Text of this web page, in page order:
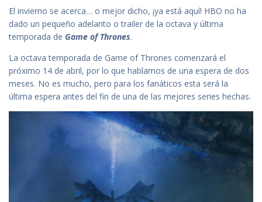
El invierno se acerca… o mejor dicho, ¡ya está aquí! HBO no ha
dado un pequeño adelanto o trailer de la octava y última
temporada de Game of Thrones.
La octava temporada de Game of Thrones comenzará el
próximo 14 de abril, por lo que hablamos de una espera de dos
meses. No es mucho, pero para los fanáticos esta será la
última espera antes del fin de una de las mejores series hechas.